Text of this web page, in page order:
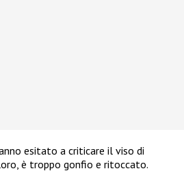
esitato a criticare il viso di
è troppo gonfio e ritoccato.